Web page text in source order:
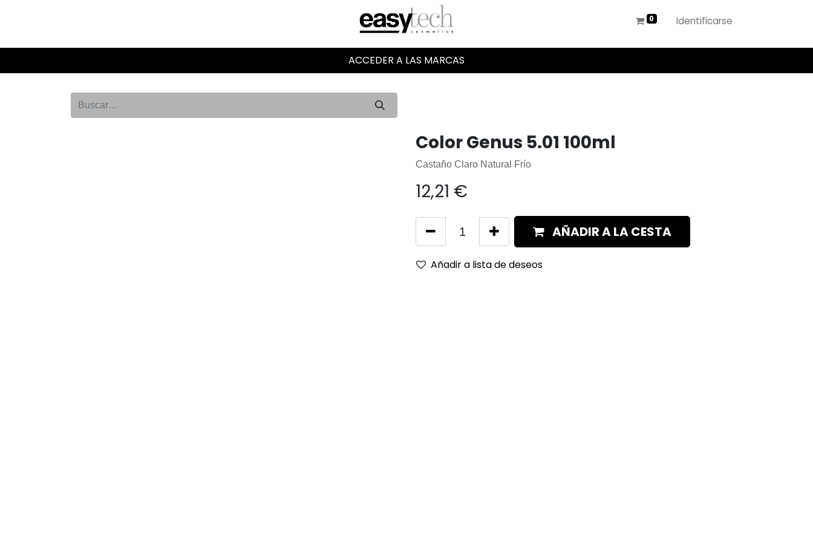
Identificarse
ACCEDER A LAS MARCAS
Color Genus 5.01 100ml
Castaño Claro Natural Frío
12,21 €
AÑADIR A LA CESTA
Añadir a lista de deseos